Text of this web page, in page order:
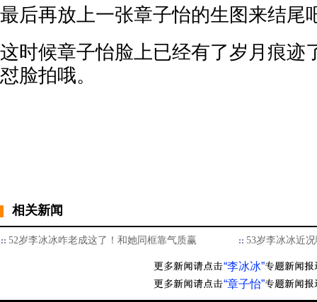
最后再放上一张章子怡的生图来结尾
这时候章子怡脸上已经有了岁月痕迹
怼脸拍哦。
相关新闻
52岁李冰冰咋老成这了！和她同框靠气质赢 53岁李冰冰近
“李冰冰”
“章子怡”